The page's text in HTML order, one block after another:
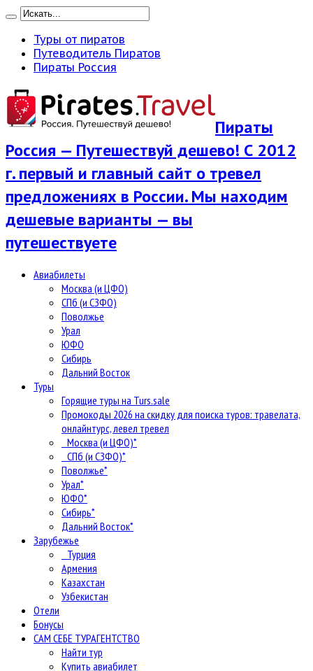
Туры от пиратов
Путеводитель Пиратов
Пираты Россия
Пираты
Россия — Путешествуй дешево! С 2012
г. первый и главный сайт о тревел
предложениях в России. Мы находим
дешевые варианты — вы
путешествуете
Авиабилеты
Москва (и ЦФО)
СПб (и СЗФО)
Поволжье
Урал
ЮФО
Сибирь
Дальний Восток
Туры
Горящие туры на Turs.sale
Промокоды 2026 на скидку для поиска туров: травелата,
онлайнтурс, левел тревел
Москва (и ЦФО)*
СПб (и СЗФО)*
Поволжье*
Урал*
ЮФО*
Сибирь*
Дальний Восток*
Зарубежье
Турция
Армения
Казахстан
Узбекистан
Отели
Бонусы
САМ СЕБЕ ТУРАГЕНТСТВО
Найти тур
Купить авиабилет